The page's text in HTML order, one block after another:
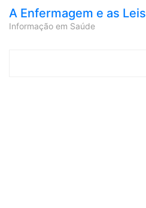
A Enfermagem e as Leis
Informação em Saúde